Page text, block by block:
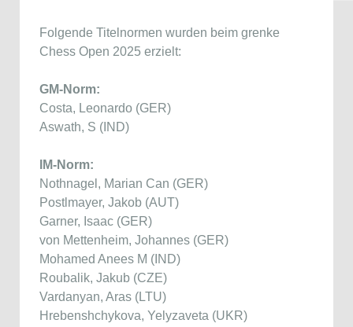
Folgende Titelnormen wurden beim grenke
Chess Open 2025 erzielt:
GM-Norm:
Costa, Leonardo (GER)
Aswath, S (IND)
IM-Norm:
Nothnagel, Marian Can (GER)
Postlmayer, Jakob (AUT)
Garner, Isaac (GER)
von Mettenheim, Johannes (GER)
Mohamed Anees M (IND)
Roubalik, Jakub (CZE)
Vardanyan, Aras (LTU)
Hrebenshchykova, Yelyzaveta (UKR)